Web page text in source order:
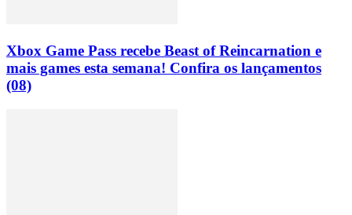
Xbox Game Pass recebe Beast of Reincarnation e
mais games esta semana! Confira os lançamentos
(08)